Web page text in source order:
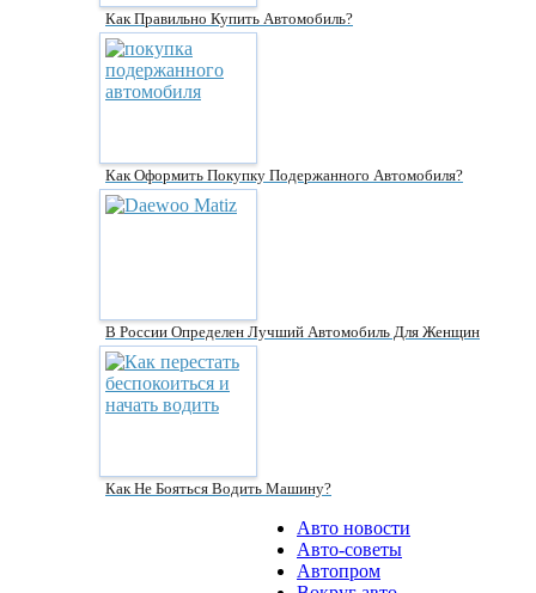
Как Правильно Купить Автомобиль?
Как Оформить Покупку Подержанного Автомобиля?
В России Определен Лучший Автомобиль Для Женщин
Как Не Бояться Водить Машину?
Авто новости
Авто-советы
Автопром